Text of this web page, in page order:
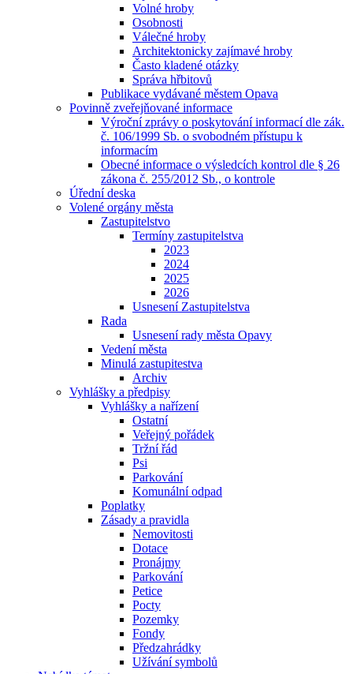
Volné hroby
Osobnosti
Válečné hroby
Architektonicky zajímavé hroby
Často kladené otázky
Správa hřbitovů
Publikace vydávané městem Opava
Povinně zveřejňované informace
Výroční zprávy o poskytování informací dle zák.
č. 106/1999 Sb. o svobodném přístupu k
informacím
Obecné informace o výsledcích kontrol dle § 26
zákona č. 255/2012 Sb., o kontrole
Úřední deska
Volené orgány města
Zastupitelstvo
Termíny zastupitelstva
2023
2024
2025
2026
Usnesení Zastupitelstva
Rada
Usnesení rady města Opavy
Vedení města
Minulá zastupitestva
Archiv
Vyhlášky a předpisy
Vyhlášky a nařízení
Ostatní
Veřejný pořádek
Tržní řád
Psi
Parkování
Komunální odpad
Poplatky
Zásady a pravidla
Nemovitosti
Dotace
Pronájmy
Parkování
Petice
Pocty
Pozemky
Fondy
Předzahrádky
Užívání symbolů